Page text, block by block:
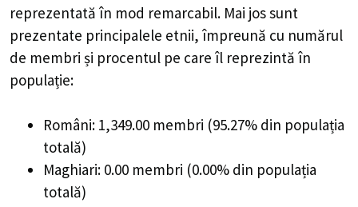
reprezentată în mod remarcabil. Mai jos sunt
prezentate principalele etnii, împreună cu numărul
de membri și procentul pe care îl reprezintă în
populație:
Români: 1,349.00 membri (95.27% din populația
totală)
Maghiari: 0.00 membri (0.00% din populația
totală)